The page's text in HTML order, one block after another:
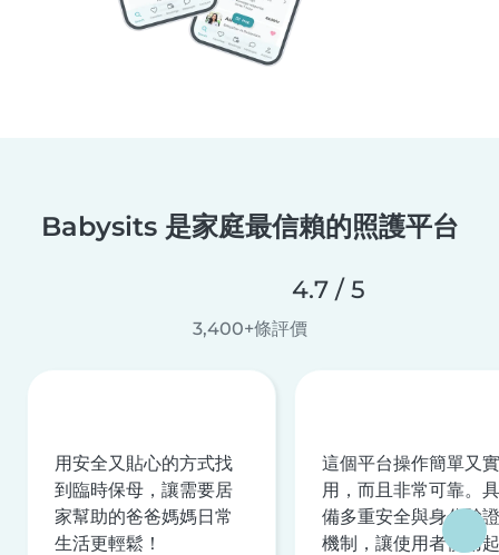
Babysits 是家庭最信賴的照護平台
4.7 / 5
3,400+條評價
用安全又貼心的方式找
到臨時保母，讓需要居
家幫助的爸爸媽媽日常
生活更輕鬆！
這個平台操作簡單又實
用，而且非常可靠。具
備多重安全與身分驗證
機制，讓使用者使用起